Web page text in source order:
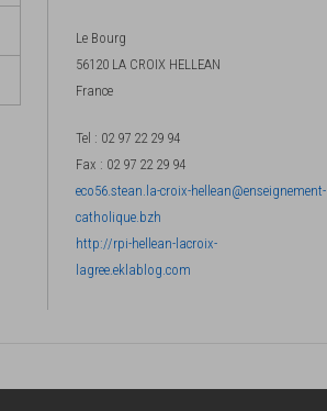
Le Bourg
56120 LA CROIX HELLEAN
France
Tel : 02 97 22 29 94
Fax : 02 97 22 29 94
eco56.stean.la-croix-hellean@enseignement-
catholique.bzh
http://rpi-hellean-lacroix-
lagree.eklablog.com